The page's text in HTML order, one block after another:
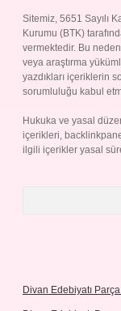
Sitemiz, 5651 Sayılı
Kurumu (BTK)
vermektedir. Bu
veya araştırma
yazdıkları içeriklerin
sorumluluğu kabul
Hukuka ve yasal
içerikleri,
ilgili içerikler yasal
Divan Edebiyatı